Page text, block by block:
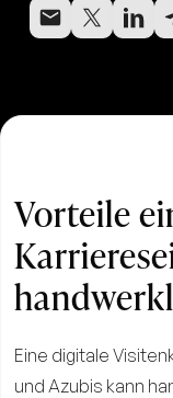
Vorteile
Eine digitale
und Azubis kann